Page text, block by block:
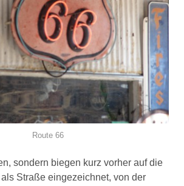
Route 66
sondern biegen kurz vorher auf die
Straße eingezeichnet, von der